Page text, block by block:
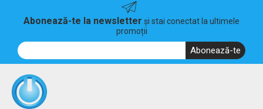
Abonează-te la newsletter și stai conectat la ultimele
promoții
Abonează-te